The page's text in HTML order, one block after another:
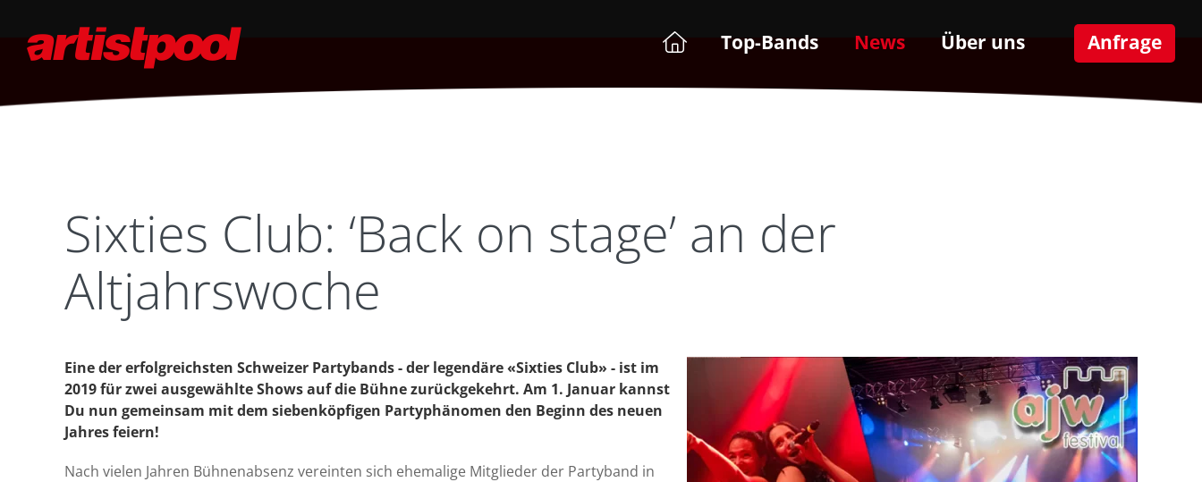
Top-Bands News Über uns Anfrage
Sixties Club: ‘Back on stage’ an der
Altjahrswoche
Eine der erfolgreichsten Schweizer Partybands - der legendäre «Sixties Club» - ist im
2019 für zwei ausgewählte Shows auf die Bühne zurückgekehrt. Am 1. Januar kannst
Du nun gemeinsam mit dem siebenköpfigen Partyphänomen den Beginn des neuen
Jahres feiern!
Nach vielen Jahren Bühnenabsenz vereinten sich ehemalige Mitglieder der Partyband in